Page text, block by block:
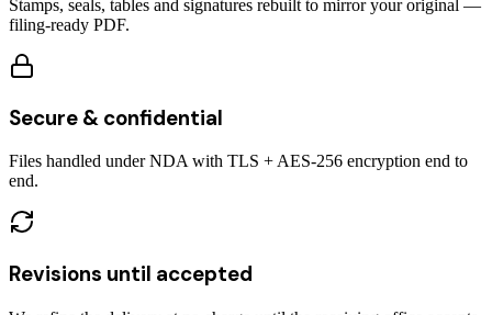
Stamps, seals, tables and signatures rebuilt to mirror your original —
filing-ready PDF.
Secure & confidential
Files handled under NDA with TLS + AES-256 encryption end to
end.
Revisions until accepted